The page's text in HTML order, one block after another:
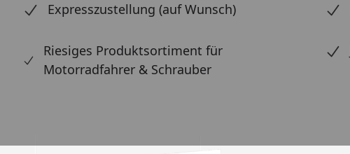
Expresszustellung (auf Wunsch)
Riesiges Produktsortiment für
Motorradfahrer & Schrauber